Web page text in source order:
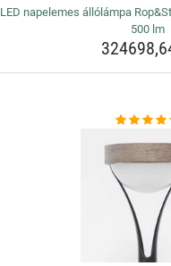
LED napelemes állólámpa
500 lm